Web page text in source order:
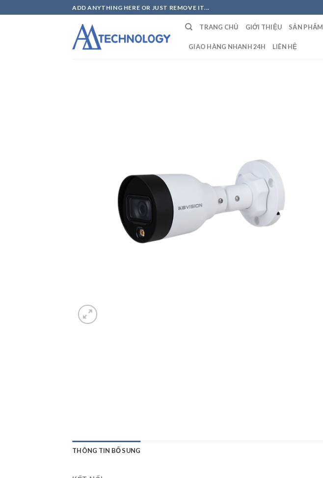
to
ADD ANYTHING HERE OR JUST REMOVE IT...
TRANG CHỦ GIỚI THIỆU SẢN PHẨM
GIAO HÀNG NHANH 24H LIÊN HỆ
THÔNG TIN BỔ SUNG